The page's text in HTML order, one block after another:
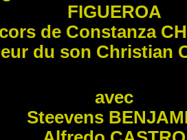
FIGUEROA
de Constanza
du son Christian
avec
Steevens